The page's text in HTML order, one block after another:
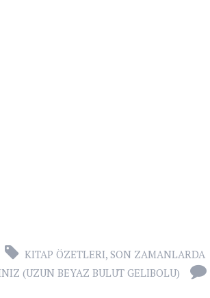
KITAP ÖZETLERI, SON ZAMANLARDA
(UZUN BEYAZ BULUT GELIBOLU)